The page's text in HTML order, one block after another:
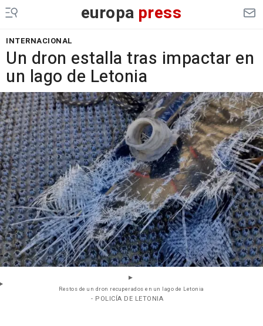
europa press
INTERNACIONAL
Un dron estalla tras impactar en
un lago de Letonia
Restos de un dron recuperados en un lago de Letonia
- POLICÍA DE LETONIA